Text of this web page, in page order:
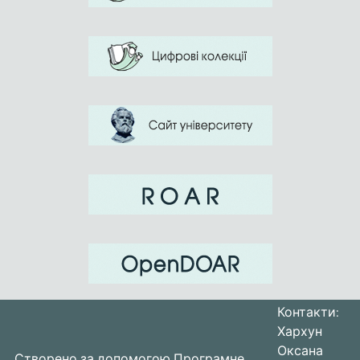
preference to those where the athlete has
Dissatisfaction with one has its own
positive moment, since understanding the
redistribution of resources and personal
potential, and the main task of self-
evaluation is to use their strong personal
Контакти:
Хархун
Оксана